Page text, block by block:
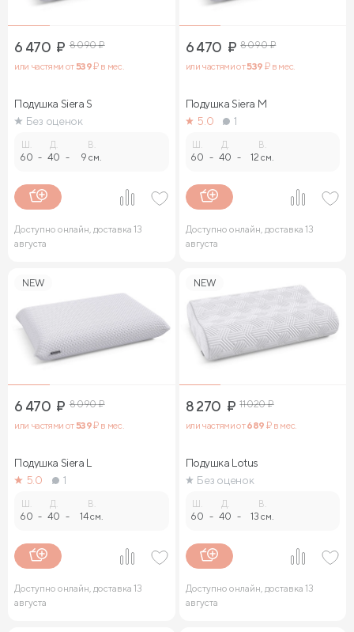
6 470 ₽ 8 090₽
или частями от539₽ в мес.
Подушка Siera S
Без оценок
60 -
Д.
40 -
В.
9 см.
Доступно онлайн, доставка 13
августа
6 470 ₽ 8 090₽
или частями от539 ₽ в мес.
Подушка Siera M
5.0
1
60 -
Д.
40 -
В.
12 см.
Доступно онлайн, доставка 13
августа
NEW
6 470 ₽ 8 090₽
или частями от539₽ в мес.
Подушка Siera L
5.0
1
60 -
Д.
40 -
В.
14 см.
Доступно онлайн, доставка 13
августа
NEW
8 270 ₽ 11 020₽
или частями от689 ₽ в мес.
Подушка Lotus
Без оценок
60 -
Д.
40 -
В.
13 см.
Доступно онлайн, доставка 13
августа